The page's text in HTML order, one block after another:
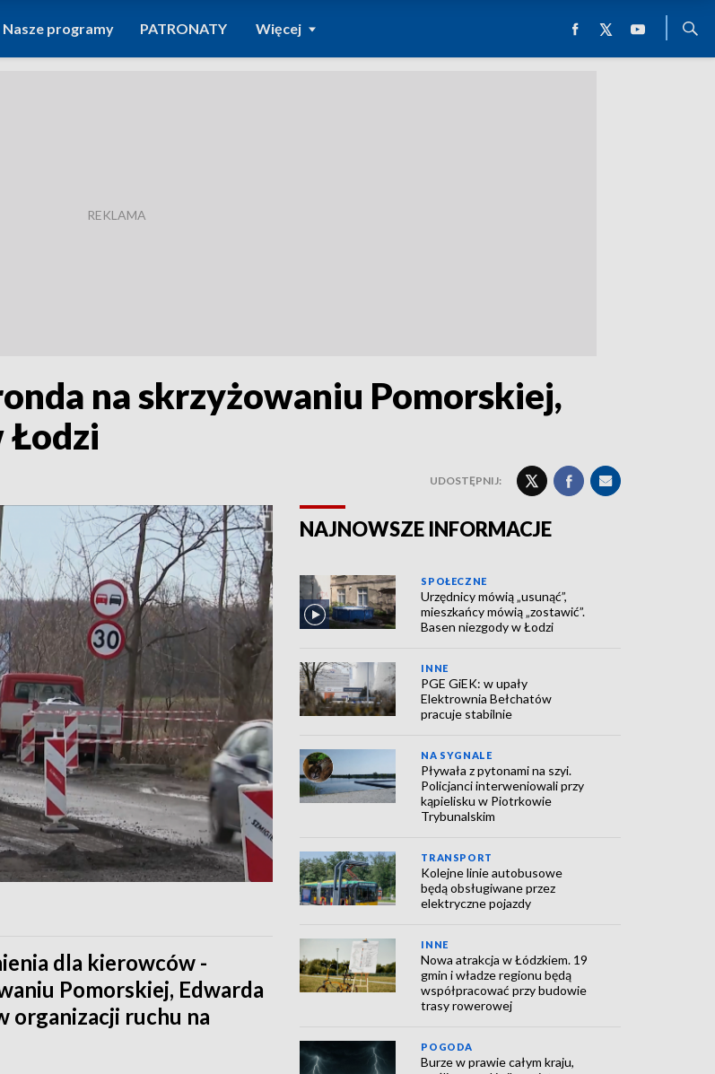
Nasze programy PATRONATY Więcej
na skrzyżowaniu Pomorskiej,
Łodzi
UDOSTĘPNIJ:
dla kierowców -
Pomorskiej, Edwarda
organizacji ruchu na
NAJNOWSZE INFORMACJE
SPOŁECZNE
Urzędnicy mówią „usunąć”,
mieszkańcy mówią „zostawić”.
Basen niezgody w Łodzi
INNE
PGE GiEK: w upały
Elektrownia Bełchatów
pracuje stabilnie
NA SYGNALE
Pływała z pytonami na szyi.
Policjanci interweniowali przy
kąpielisku w Piotrkowie
Trybunalskim
TRANSPORT
Kolejne linie autobusowe
będą obsługiwane przez
elektryczne pojazdy
INNE
Nowa atrakcja w Łódzkiem. 19
gmin i władze regionu będą
współpracować przy budowie
trasy rowerowej
POGODA
Burze w prawie całym kraju,